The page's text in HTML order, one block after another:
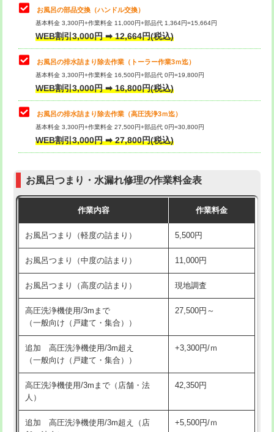
トイレタンク脱着
トイレ便器脱着
タンクレストイレ脱着 33,000円
小便器トイレ脱着
その他部品の脱着 8,800円～
交換・取付（タンク）
交換・取付（普通便座） 11,000円+材料費
交換・取付（温水洗浄便座） 16,500円+材料費
交換・取付(単水栓（壁付・デッキ
式）)
13,200円+材料費
交換・取付(混合水栓（壁付・デッキ
式・ワンホール）)
16,500円+材料費
交換・取付(排水栓・排水トラップ
（P/S/ポップアップ））
22,000円+材料費
交換・取付（その他部品） 11,000円+材料費
持込商品取付（単水栓） 13,200円
持込商品取付（混合水栓）
持込商品取付（浄水器・分岐水栓） 16,500円
お風呂の部品交換（ハンドル交換）
基本料金 3,300円+作業料金 11,000円+部品代 1,364円=15,664円
WEB割引3,000円 ➡ 12,664円(税込)
お風呂の排水詰まり除去作業（トーラー作業3ｍ迄）
基本料金 3,300円+作業料金 16,500円+部品代 0円=19,800円
WEB割引3,000円 ➡ 16,800円(税込)
お風呂の排水詰まり除去作業（高圧洗浄3ｍ迄）
基本料金 3,300円+作業料金 27,500円+部品代 0円=30,800円
WEB割引3,000円 ➡ 27,800円(税込)
お風呂つまり・水漏れ修理の作業料金表
作業内容 作業料金
お風呂つまり（軽度の詰まり） 5,500円
お風呂つまり（中度の詰まり） 11,000円
お風呂つまり（高度の詰まり） 現地調査
高圧洗浄機使用/3mまで
（一般向け（戸建て・集合））
27,500円～
追加 高圧洗浄機使用/3m超え
（一般向け（戸建て・集合））
+3,300円/ｍ
高圧洗浄機使用/3mまで（店舗・法
人）
42,350円
追加 高圧洗浄機使用/3m超え（店
+5,500円/ｍ